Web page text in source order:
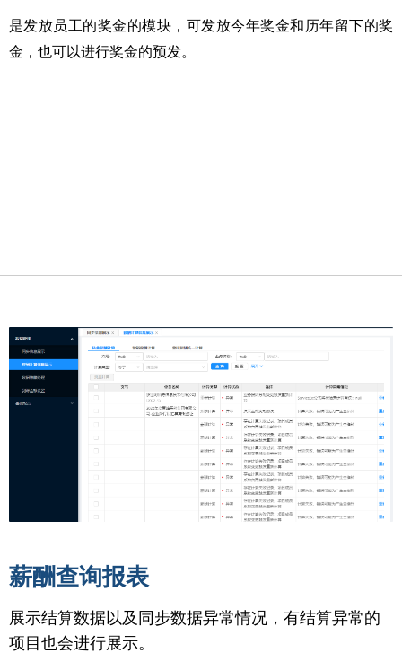
是发放员工的奖金的模块，可发放今年奖金和历年留下的奖
金，也可以进行奖金的预发。
薪酬查询报表
展示结算数据以及同步数据异常情况，有结算异常的
项目也会进行展示。